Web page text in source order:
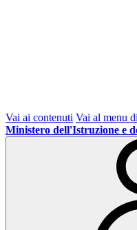
Vai ai contenuti Vai al menu
Ministero dell'Istruzione e